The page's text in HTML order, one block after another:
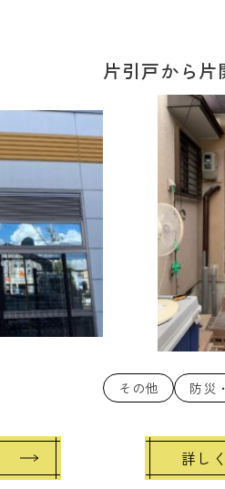
片引戸から片
その他 防災
詳し